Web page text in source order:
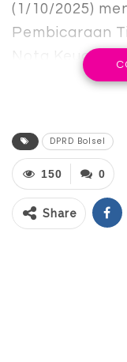
(1/10/2025)
Pembicaraan
Nota
Daerah
atas empat
(Ranperda)
Penetapan
Peraturan
DPRD Bolsel
0
150
Share